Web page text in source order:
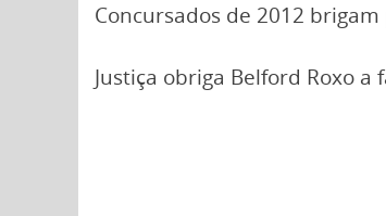
Concursados de 2012
Justiça obriga Belford Roxo a